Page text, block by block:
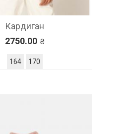
Кардиган
2750.00
164 170